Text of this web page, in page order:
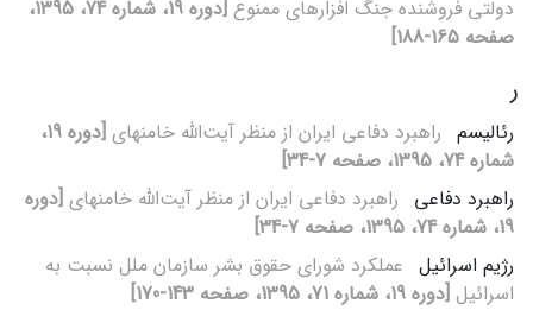
دولتی فروشنده جنگ‏ افزارهای ممنوع
[دوره 19، شماره 74، 1395،
صفحه 165-188]
ر
رئالیسم راهبرد دفاعی ایران از منظر آیت‌الله خامنه‎ای
[دوره 19،
شماره 74، 1395، صفحه 7-34]
راهبرد دفاعی راهبرد دفاعی ایران از منظر آیت‌الله خامنه‎ای
[دوره
19، شماره 74، 1395، صفحه 7-34]
رژیم اسرائیل عملکرد شورای حقوق بشر سازمان ملل نسبت به
اسرائیل [دوره 19، شماره 71، 1395، صفحه 143-170]